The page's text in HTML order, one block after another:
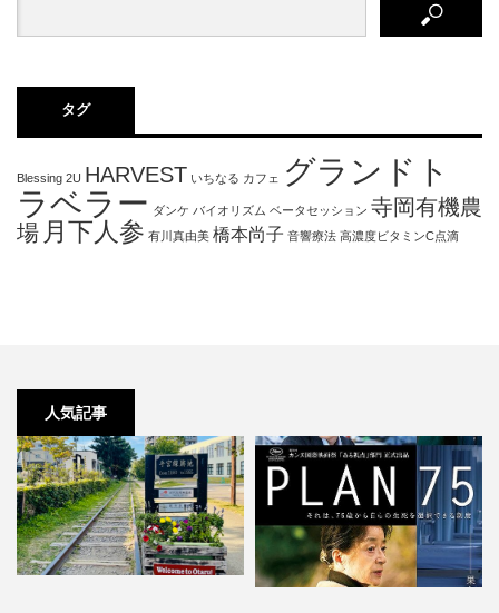
タグ
Blessing 2U HARVEST いちなる カフェ グランドト
ラベラー ダンケ バイオリズム ベータセッション 寺岡有機農
場 月下人参 有川真由美 橋本尚子 音響療法 高濃度ビタミンC点滴
人気記事